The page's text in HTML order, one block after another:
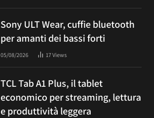
Sony ULT Wear, cuffie bluetooth
per amanti dei bassi forti
05/08/2026 17Views
TCL Tab A1 Plus, il tablet
economico per streaming, lettura
e produttività leggera